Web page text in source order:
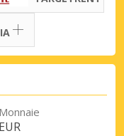
Monnaie
EUR